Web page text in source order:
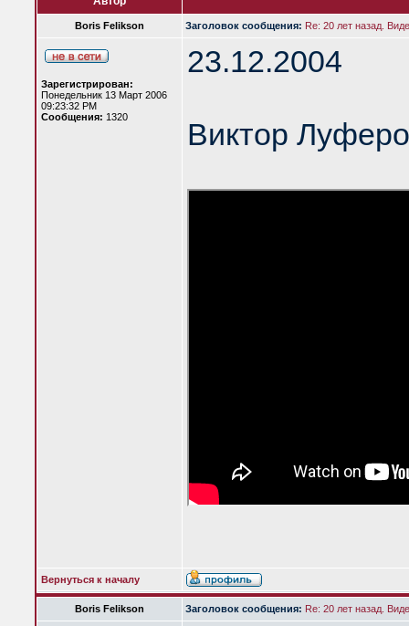
Boris Felikson Заголовок сообщения: Re: 20 лет назад.
Зарегистрирован:
Понедельник 13 Март 2006
09:23:32 PM
Сообщения: 1320
23.12.2004
Виктор
Вернуться к началу
Boris Felikson Заголовок сообщения: Re: 20 лет назад.